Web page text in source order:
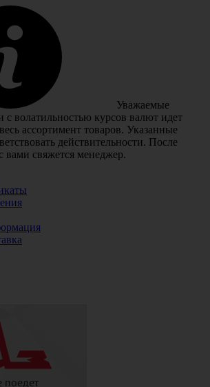
Уважаемые
с волатильностью курсов валют идет
ассортимент товаров. Указанные
действительности. После
вами свяжется менеджер.